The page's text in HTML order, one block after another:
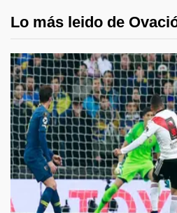
Lo más leido de